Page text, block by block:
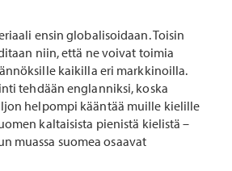
ensin globalisoidaan. Toisin
niin, että ne voivat toimia
kaikilla eri markkinoilla.
tehdään englanniksi, koska
helpompi kääntää muille kielille
kaltaisista pienistä kielistä –
muassa suomea osaavat